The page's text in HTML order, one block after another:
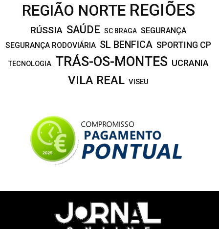
REGIÃO NORTE REGIÕES
RÚSSIA SAÚDE SC BRAGA SEGURANÇA
SEGURANÇA RODOVIÁRIA SL BENFICA SPORTING CP
TECNOLOGIA TRÁS-OS-MONTES UCRANIA
VILA REAL VISEU